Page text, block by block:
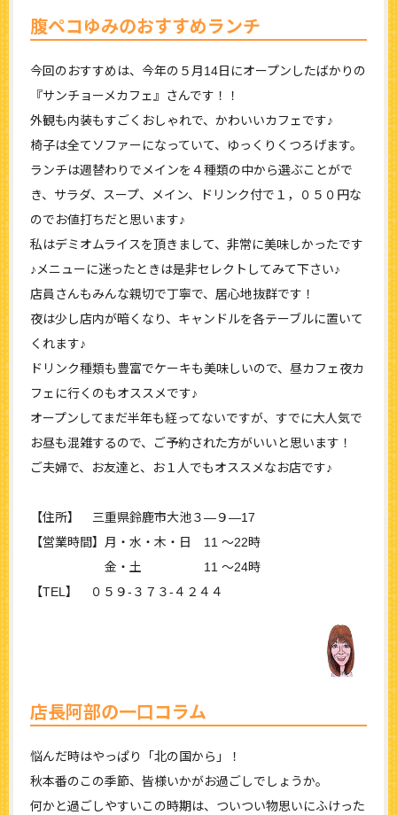
腹ペコゆみのおすすめランチ
今回のおすすめは、今年の５月14日にオープンしたばかりの
『サンチョーメカフェ』さんです！！
外観も内装もすごくおしゃれで、かわいいカフェです♪
椅子は全てソファーになっていて、ゆっくりくつろげます。
ランチは週替わりでメインを４種類の中から選ぶことがで
き、サラダ、スープ、メイン、ドリンク付で１，０５０円な
のでお値打ちだと思います♪
私はデミオムライスを頂きまして、非常に美味しかったです
♪メニューに迷ったときは是非セレクトしてみて下さい♪
店員さんもみんな親切で丁寧で、居心地抜群です！
夜は少し店内が暗くなり、キャンドルを各テーブルに置いて
くれます♪
ドリンク種類も豊富でケーキも美味しいので、昼カフェ夜カ
フェに行くのもオススメです♪
オープンしてまだ半年も経ってないですが、すでに大人気で
お昼も混雑するので、ご予約された方がいいと思います！
ご夫婦で、お友達と、お１人でもオススメなお店です♪
【住所】 三重県鈴鹿市大池３―９―17
【営業時間】月・水・木・日 11 ～22時
金・土 11 ～24時
【TEL】 ０５９‐３７３‐４２４４
店長阿部の一口コラム
悩んだ時はやっぱり「北の国から」！
秋本番のこの季節、皆様いかがお過ごしでしょうか。
何かと過ごしやすいこの時期は、ついつい物思いにふけった